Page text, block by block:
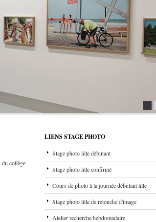
du collège
LIENS STAGE PHOTO
Stage photo lille débutant
Stage photo lille confirmé
Cours de photo à la journée débutant lille
Stage photo lille de retouche d'image
Atelier recherche hebdomadaire